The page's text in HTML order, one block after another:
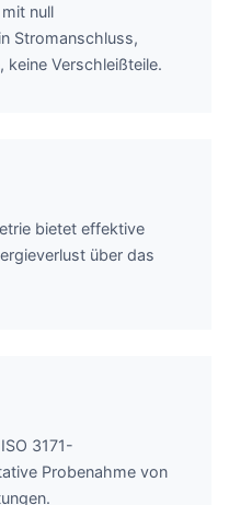
null
Stromanschluss,
keine Verschleißteile.
bietet effektive
über das
3171-
Probenahme von